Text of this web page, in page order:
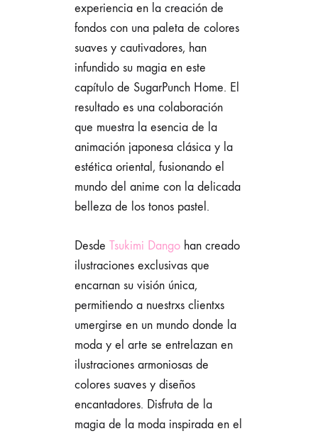
experiencia en la creación de
fondos con una paleta de colores
suaves y cautivadores, han
infundido su magia en este
capítulo de SugarPunch Home. El
resultado es una colaboración
que muestra la esencia de la
animación japonesa clásica y la
estética oriental, fusionando el
mundo del anime con la delicada
belleza de los tonos pastel.
Desde Tsukimi Dango han creado
ilustraciones exclusivas que
encarnan su visión única,
permitiendo a nuestrxs clientxs
umergirse en un mundo donde la
moda y el arte se entrelazan en
ilustraciones armoniosas de
colores suaves y diseños
encantadores. Disfruta de la
magia de la moda inspirada en el